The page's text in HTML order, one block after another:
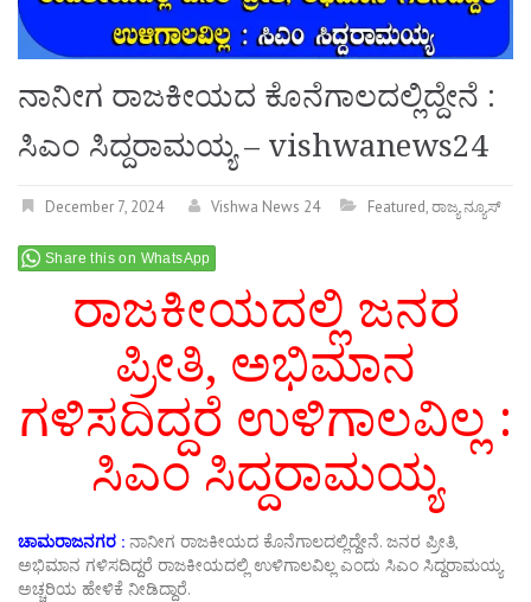
ನಾನೀಗ ರಾಜಕೀಯದ ಕೊನೆಗಾಲದಲ್ಲಿದ್ದೇನೆ :
ಸಿಎಂ ಸಿದ್ದರಾಮಯ್ಯ – vishwanews24
December 7, 2024 Vishwa News 24 Featured,ರಾಜ್ಯ ನ್ಯೂಸ್
Share this on WhatsApp
ರಾಜಕೀಯದಲ್ಲಿ ಜನರ
ಪ್ರೀತಿ, ಅಭಿಮಾನ
ಗಳಿಸದಿದ್ದರೆ ಉಳಿಗಾಲವಿಲ್ಲ :
ಸಿಎಂ ಸಿದ್ದರಾಮಯ್ಯ
ಚಾಮರಾಜನಗರ : ನಾನೀಗ ರಾಜಕೀಯದ ಕೊನೆಗಾಲದಲ್ಲಿದ್ದೇನೆ. ಜನರ ಪ್ರೀತಿ,
ಅಭಿಮಾನ ಗಳಿಸದಿದ್ದರೆ ರಾಜಕೀಯದಲ್ಲಿ ಉಳಿಗಾಲವಿಲ್ಲ ಎಂದು ಸಿಎಂ ಸಿದ್ದರಾಮಯ್ಯ
ಅಚ್ಚರಿಯ ಹೇಳಿಕೆ ನೀಡಿದ್ದಾರೆ.